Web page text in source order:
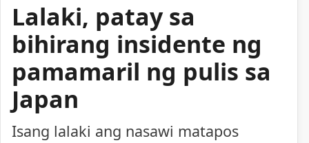
Lalaki, patay sa
bihirang insidente ng
pamamaril ng pulis sa
Japan
Isang lalaki ang nasawi matapos